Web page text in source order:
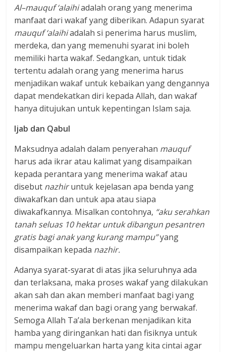
Al–mauquf ‘alaihiadalah orang yang menerima
manfaat dari wakaf yang diberikan. Adapun syarat
mauquf ‘alaihiadalah si penerima harus muslim,
merdeka, dan yang memenuhi syarat ini boleh
memiliki harta wakaf. Sedangkan, untuk tidak
tertentu adalah orang yang menerima harus
menjadikan wakaf untuk kebaikan yang dengannya
dapat mendekatkan diri kepada Allah, dan wakaf
hanya ditujukan untuk kepentingan Islam saja.
Ijab dan Qabul
Maksudnya adalah dalam penyerahan mauquf
harus ada ikrar atau kalimat yang disampaikan
kepada perantara yang menerima wakaf atau
disebut nazhiruntuk kejelasan apa benda yang
diwakafkan dan untuk apa atau siapa
diwakafkannya. Misalkan contohnya, “aku serahkan
tanah seluas 10 hektar untuk dibangun pesantren
gratis bagi anak yang kurang mampu”yang
disampaikan kepada nazhir.
Adanya syarat-syarat di atas jika seluruhnya ada
dan terlaksana, maka proses wakaf yang dilakukan
akan sah dan akan memberi manfaat bagi yang
menerima wakaf dan bagi orang yang berwakaf.
Semoga Allah Ta’ala berkenan menjadikan kita
hamba yang diringankan hati dan fisiknya untuk
mampu mengeluarkan harta yang kita cintai agar